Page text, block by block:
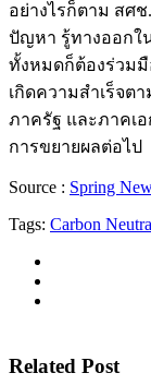
อย่างไรก็ตาม สศ
ปัญหา รู้ทางออกใ
ทั้งหมดก็ต้องร่วม
เกิดความสำเร็จต
ภาครัฐ และภาคเ
การขยายผลต่อไป
Source : Spring
Tags: Carbon
Related Post